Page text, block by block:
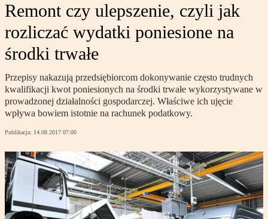
Remont czy ulepszenie, czyli jak
rozliczać wydatki poniesione na
środki trwałe
Przepisy nakazują przedsiębiorcom dokonywanie często trudnych
kwalifikacji kwot poniesionych na środki trwałe wykorzystywane w
prowadzonej działalności gospodarczej. Właściwe ich ujęcie
wpływa bowiem istotnie na rachunek podatkowy.
Publikacja: 14.08.2017 07:00